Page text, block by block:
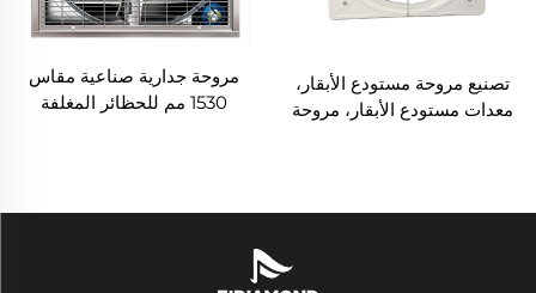
تصنيع مروحة مستودع الأبقار،
معدات مستودع الأبقار، مروحة
مروحة جدارية صناعية مقاس
1530 مم للحظائر المغلفة